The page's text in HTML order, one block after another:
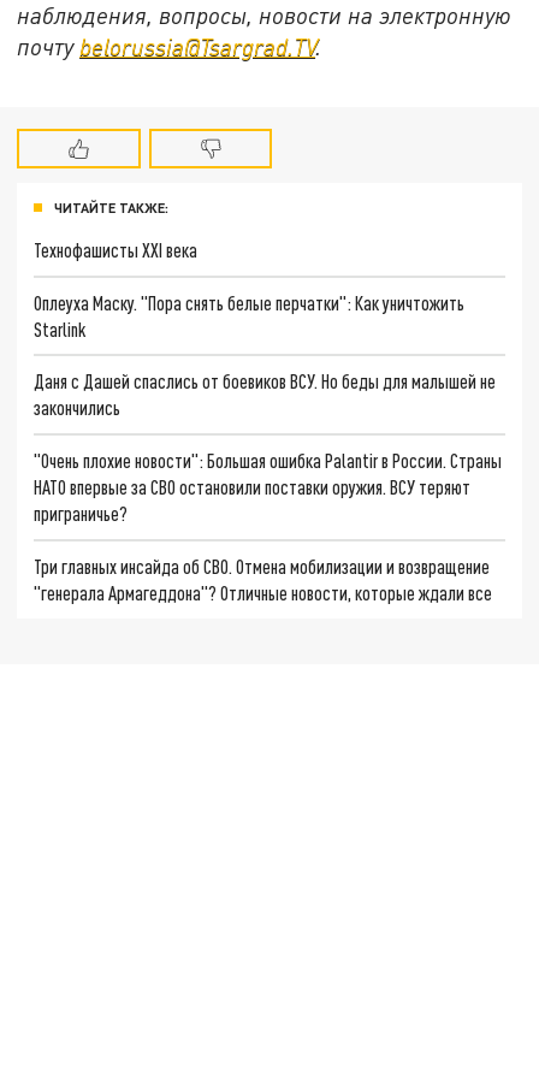
наблюдения, вопросы, новости на электронную
почту belorussia@Tsargrad.TV.
ЧИТАЙТЕ ТАКЖЕ:
Технофашисты XXI века
Оплеуха Маску. "Пора снять белые перчатки": Как уничтожить
Starlink
Даня с Дашей спаслись от боевиков ВСУ. Но беды для малышей не
закончились
"Очень плохие новости": Большая ошибка Palantir в России. Страны
НАТО впервые за СВО остановили поставки оружия. ВСУ теряют
приграничье?
Три главных инсайда об СВО. Отмена мобилизации и возвращение
"генерала Армагеддона"? Отличные новости, которые ждали все